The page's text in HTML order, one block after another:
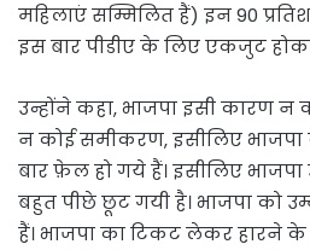
महिलाएं सम्मिलित हैं) इन 90
इस बार पीडीए के लिए एकजुट
उन्होंने कहा, भाजपा इसी कारण न
न कोई समीकरण, इसीलिए
बार फ़ेल हो गये हैं। इसीलिए
बहुत पीछे छूट गयी है। भाजपा को
हैं। भाजपा का टिकट लेकर हारने